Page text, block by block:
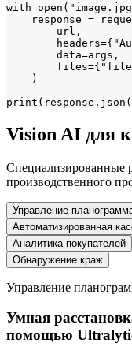
with
response =
        url,
        data=args,
    )
Vision AI для
Специализированные
производственного
Управление
Автоматизированная
Аналитика покупателей
Обнаружение краж
Управление
Умная
помощью